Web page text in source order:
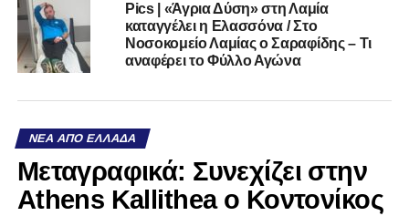
Pics | «Άγρια Δύση» στη Λαμία
καταγγέλει η Ελασσόνα / Στο
Νοσοκομείο Λαμίας ο Σαραφίδης – Τι
αναφέρει το Φύλλο Αγώνα
ΝΈΑ ΑΠΌ ΕΛΛΆΔΑ
Mεταγραφικά: Συνεχίζει στην
Athens Kallithea ο Κοντονίκος